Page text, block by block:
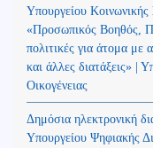
Υπουργείου Κοινωνικής
«Προσωπικός Βοηθός,
πολιτικές για άτομα με
και άλλες διατάξεις» |
Οικογένειας
Δημόσια ηλεκτρονική
Υπουργείου Ψηφιακής